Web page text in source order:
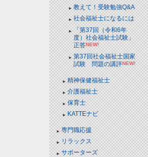
教えて！受験勉強Q&A
社会福祉士になるには
「第37回（令和6年
度）社会福祉士試験」
正答NEW!
第37回社会福祉士国家
試験 問題の講評NEW!
精神保健福祉士
介護福祉士
保育士
KATTEナビ
専門職応援
リラックス
サポーターズ